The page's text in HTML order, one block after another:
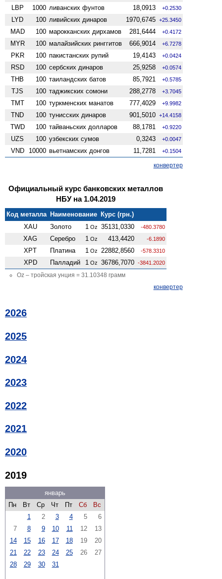
LBP 1000 ливанских фунтов 18,0913 +0.2530
LYD 100 ливийских динаров 1970,6745 +25.3450
MAD 100 марокканских дирхамов 281,6444 +0.4172
MYR 100 малайзийских ринггитов 666,9014 +6.7278
PKR 100 пакистанских рупий 19,4143 +0.0424
RSD 100 сербских динаров 25,9258 +0.0574
THB 100 таиландских батов 85,7921 +0.5785
TJS 100 таджикских сомони 288,2778 +3.7045
TMT 100 туркменских манатов 777,4029 +9.9982
TND 100 тунисских динаров 901,5010 +14.4158
TWD 100 тайваньских долларов 88,1781 +0.9220
UZS 100 узбекских сумов 0,3243 +0.0047
VND 10000 вьетнамских донгов 11,7281 +0.1504
конвертер
Официальный курс банковских металлов
НБУ на 1.04.2019
Код металла Наименование Курс (грн.)
XAU
Золото 1 Oz 35131,0330 -480.3780
XAG Серебро 1 Oz 413,4420 -6.1890
XPT Платина 1 Oz 22882,8560 -578.3310
XPD Палладий 1 Oz 36786,7070 -3841.2020
Oz – тройская унция = 31.10348 грамм
конвертер
2026
2025
2024
2023
2022
2021
2020
2019
январь
Пн
Вт Ср Чт Пт Сб
Вс
1
2 3 4 5
6
7
8 9 10 11 12
13
14
15 16 17 18 19
20
21
22 23 24 25 26
27
28
29 30 31